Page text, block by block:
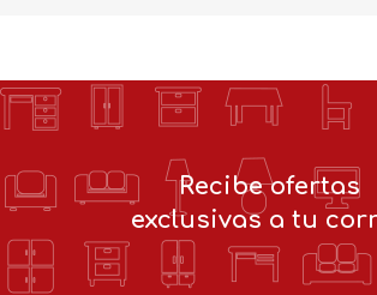
Recibe ofertas
exclusivas a tu